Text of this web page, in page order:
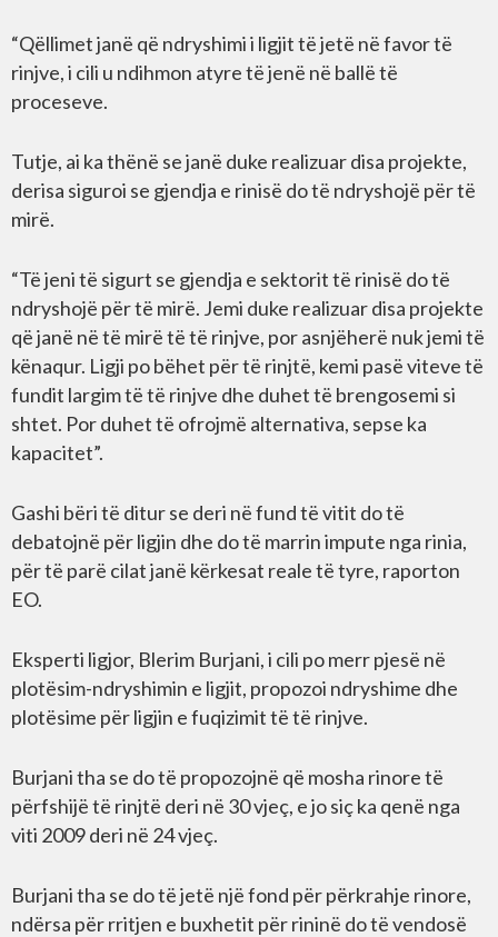
“Qëllimet janë që ndryshimi i ligjit të jetë në favor të
rinjve, i cili u ndihmon atyre të jenë në ballë të
proceseve.
Tutje, ai ka thënë se janë duke realizuar disa projekte,
derisa siguroi se gjendja e rinisë do të ndryshojë për të
mirë.
“Të jeni të sigurt se gjendja e sektorit të rinisë do të
ndryshojë për të mirë. Jemi duke realizuar disa projekte
që janë në të mirë të të rinjve, por asnjëherë nuk jemi të
kënaqur. Ligji po bëhet për të rinjtë, kemi pasë viteve të
fundit largim të të rinjve dhe duhet të brengosemi si
shtet. Por duhet të ofrojmë alternativa, sepse ka
kapacitet”.
Gashi bëri të ditur se deri në fund të vitit do të
debatojnë për ligjin dhe do të marrin impute nga rinia,
për të parë cilat janë kërkesat reale të tyre, raporton
EO.
Eksperti ligjor, Blerim Burjani, i cili po merr pjesë në
plotësim-ndryshimin e ligjit, propozoi ndryshime dhe
plotësime për ligjin e fuqizimit të të rinjve.
Burjani tha se do të propozojnë që mosha rinore të
përfshijë të rinjtë deri në 30 vjeç, e jo siç ka qenë nga
viti 2009 deri në 24 vjeç.
Burjani tha se do të jetë një fond për përkrahje rinore,
ndërsa për rritjen e buxhetit për rininë do të vendosë